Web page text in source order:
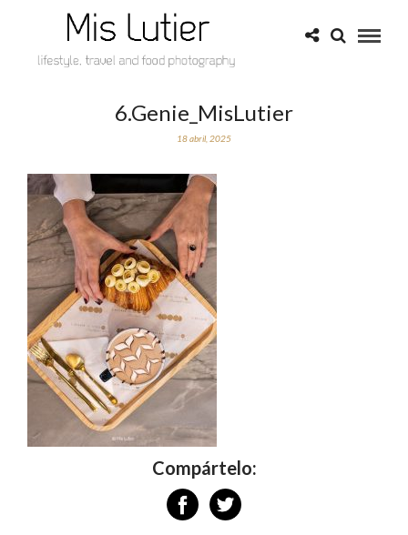
6.Genie_MisLutier
18 abril, 2025
Compártelo: